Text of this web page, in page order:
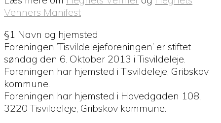
Venners Manifest
§1 Navn og hjemsted
Foreningen ’Tisvildelejeforeningen’ er stiftet
søndag den 6. Oktober 2013 i Tisvildeleje.
Foreningen har hjemsted i Tisvildeleje, Gribskov
kommune.
Foreningen har hjemsted i Hovedgaden 108,
3220 Tisvildeleje, Gribskov kommune.